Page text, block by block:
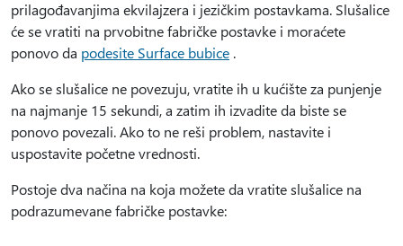
prilagođavanjima ekvilajzera i jezičkim postavkama. Slušalice
će se vratiti na prvobitne fabričke postavke i moraćete
ponovo da podesite Surface bubice .
Ako se slušalice ne povezuju, vratite ih u kućište za punjenje
na najmanje 15 sekundi, a zatim ih izvadite da biste se
ponovo povezali. Ako to ne reši problem, nastavite i
uspostavite početne vrednosti.
Postoje dva načina na koja možete da vratite slušalice na
podrazumevane fabričke postavke: